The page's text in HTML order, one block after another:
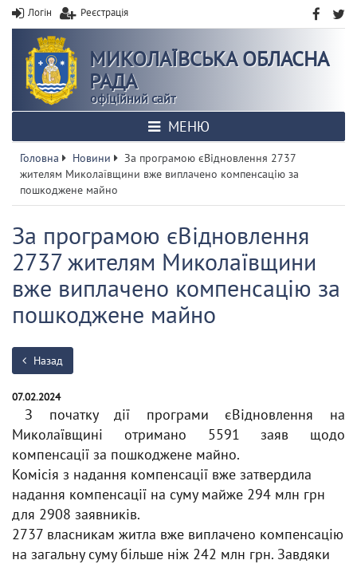
Логін Реєстрація
МИКОЛАЇВСЬКА ОБЛАСНА
РАДА
офіційний сайт
МЕНЮ
Головна Новини
За програмою єВідновлення 2737
жителям Миколаївщини вже виплачено компенсацію за
пошкоджене майно
За програмою єВідновлення
2737 жителям Миколаївщини
вже виплачено компенсацію за
пошкоджене майно
Назад
07.02.2024
З початку дії програми єВідновлення на
Миколаївщині отримано 5591 заяв щодо
компенсації за пошкоджене майно.
Комісія з надання компенсації вже затвердила
надання компенсації на суму майже 294 млн грн
для 2908 заявників.
2737 власникам житла вже виплачено компенсацію
на загальну суму більше ніж 242 млн грн. Завдяки